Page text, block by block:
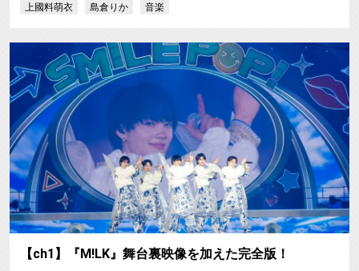
上國料萌衣
島倉りか 音楽
【ch1】『M!LK』舞台裏映像を加えた完全版！